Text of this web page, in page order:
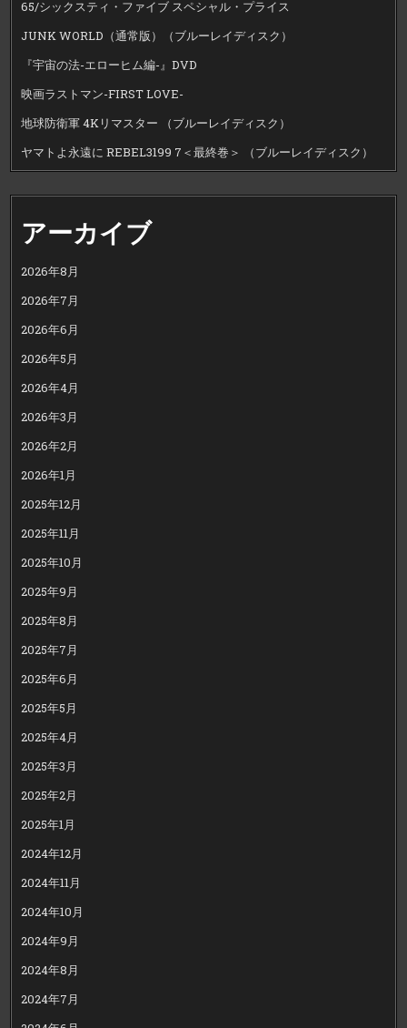
65/シックスティ・ファイブ スペシャル・プライス
JUNK WORLD（通常版）（ブルーレイディスク）
『宇宙の法-エローヒム編-』DVD
映画ラストマン-FIRST LOVE-
地球防衛軍 4Kリマスター （ブルーレイディスク）
ヤマトよ永遠に REBEL3199 7＜最終巻＞ （ブルーレイディスク）
アーカイブ
2026年8月
2026年7月
2026年6月
2026年5月
2026年4月
2026年3月
2026年2月
2026年1月
2025年12月
2025年11月
2025年10月
2025年9月
2025年8月
2025年7月
2025年6月
2025年5月
2025年4月
2025年3月
2025年2月
2025年1月
2024年12月
2024年11月
2024年10月
2024年9月
2024年8月
2024年7月